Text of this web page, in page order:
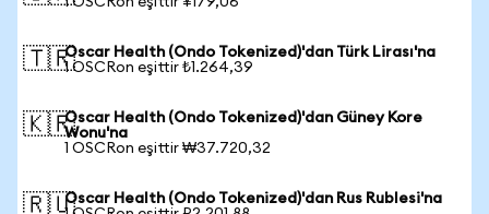
🇹🇷Oscar Health (Ondo Tokenized)'dan Türk Lirası'na
1 OSCRon eşittir ₺1.264,39
🇰🇷Oscar Health (Ondo Tokenized)'dan Güney Kore
Wonu'na
1 OSCRon eşittir ₩37.720,32
🇷🇺Oscar Health (Ondo Tokenized)'dan Rus Rublesi'na